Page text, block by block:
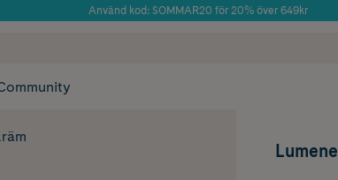
Använd kod: SOMMAR20 för 20% över 649kr
Lumene